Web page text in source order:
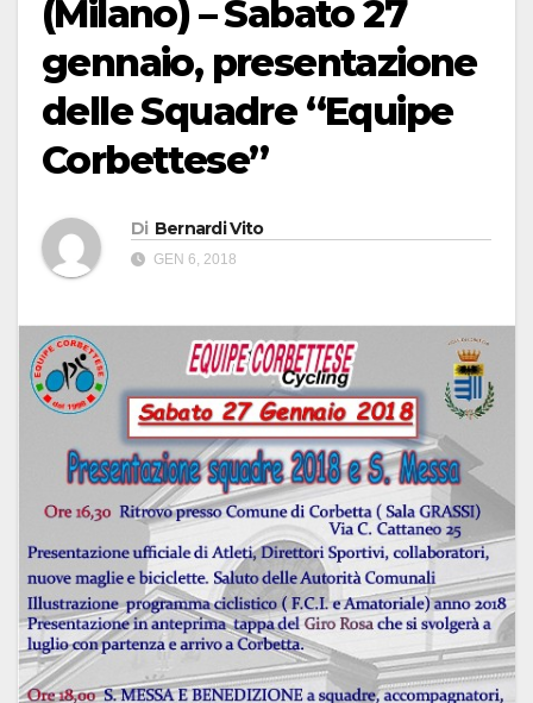
(Milano) – Sabato 27
gennaio, presentazione
delle Squadre “Equipe
Corbettese”
Di Bernardi Vito
GEN 6, 2018